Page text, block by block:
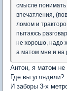
смысле понимать
впечатления,
ломом и
пытаюсь
не хорошо, надо
а матом мне и на
Антон, я матом
Где вы углядели?
И заборы 3-х